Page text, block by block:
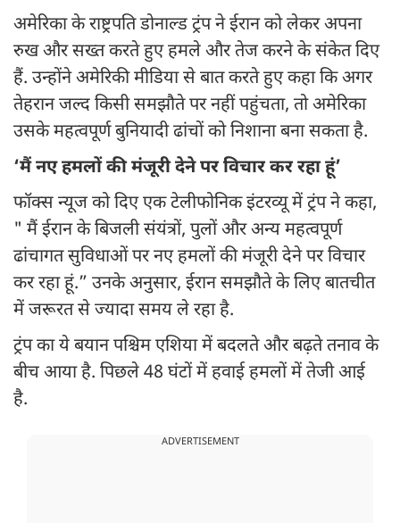
अमेरिका के राष्ट्रपति डोनाल्ड ट्रंप ने ईरान को लेकर अपना
रुख और सख्त करते हुए हमले और तेज करने के संकेत दिए
हैं. उन्होंने अमेरिकी मीडिया से बात करते हुए कहा कि अगर
तेहरान जल्द किसी समझौते पर नहीं पहुंचता, तो अमेरिका
उसके महत्वपूर्ण बुनियादी ढांचों को निशाना बना सकता है.
‘मैं नए हमलों की मंजूरी देने पर विचार कर रहा हूं’
फॉक्स न्यूज को दिए एक टेलीफोनिक इंटरव्यू में ट्रंप ने कहा,
" मैं ईरान के बिजली संयंत्रों, पुलों और अन्य महत्वपूर्ण
ढांचागत सुविधाओं पर नए हमलों की मंजूरी देने पर विचार
कर रहा हूं.” उनके अनुसार, ईरान समझौते के लिए बातचीत
में जरूरत से ज्यादा समय ले रहा है.
ट्रंप का ये बयान पश्चिम एशिया में बदलते और बढ़ते तनाव के
बीच आया है. पिछले 48 घंटों में हवाई हमलों में तेजी आई
है.
ADVERTISEMENT